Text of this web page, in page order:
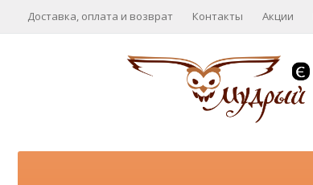
Доставка, оплата и возврат Контакты Акции